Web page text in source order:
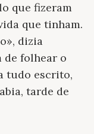
que fizeram
que tinham.
dizia
de folhear o
tudo escrito,
tarde de